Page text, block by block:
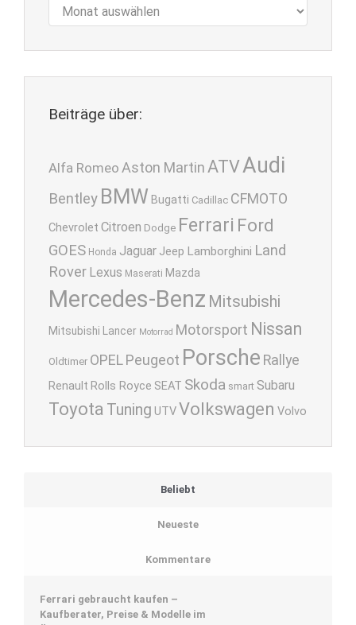
Beiträge über:
Alfa Romeo Aston Martin ATVAudi
Bentley BMW Bugatti Cadillac CFMOTO
Chevrolet Citroen Dodge Ferrari Ford
GOES Honda Jaguar Jeep Lamborghini Land
Rover Lexus Maserati Mazda
Mercedes-Benz Mitsubishi
Mitsubishi Lancer Motorrad Motorsport Nissan
Oldtimer OPELPeugeot Porsche Rallye
Renault Rolls Royce SEAT Skoda smart Subaru
Toyota Tuning UTVVolkswagen Volvo
Beliebt
Neueste
Kommentare
Ferrari gebraucht kaufen –
Kaufberater, Preise & Modelle im